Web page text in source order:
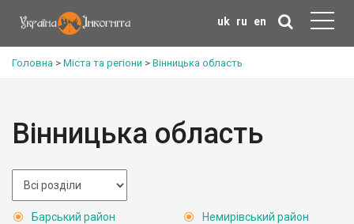
uk ru en
Головна > Міста та регіони > Вінницька область
Вінницька область
Барський район
Немирівський район